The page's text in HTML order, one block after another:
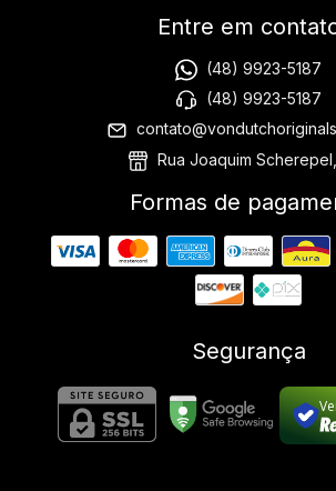
Entre em
(48) 9923-5187
(48) 9923-5187
Rua Joaquim
Formas de
Segurança